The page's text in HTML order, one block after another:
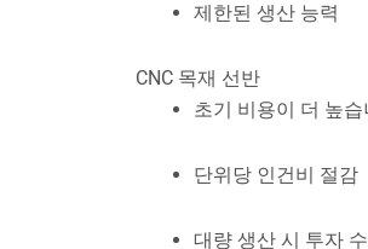
제한된 생산 능력
CNC 목재 선반
초기 비용이 더 높
단위당 인건비 절감
대량 생산 시 투자